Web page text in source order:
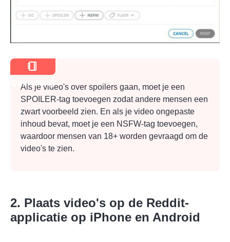
Stap 4.
Opmerking
Als je video's over spoilers gaan, moet je een
SPOILER-tag toevoegen zodat andere mensen een
zwart voorbeeld zien. En als je video ongepaste
inhoud bevat, moet je een NSFW-tag toevoegen,
waardoor mensen van 18+ worden gevraagd om de
video's te zien.
2. Plaats video's op de Reddit-
applicatie op iPhone en Android